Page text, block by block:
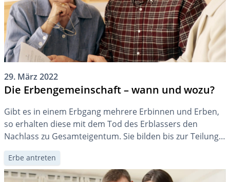
29. März 2022
Die Erbengemeinschaft – wann und wozu?
Gibt es in einem Erbgang mehrere Erbinnen und Erben,
so erhalten diese mit dem Tod des Erblassers den
Nachlass zu Gesamteigentum. Sie bilden bis zur Teilung
eine Erbengemeinschaft. Was das für Sie bedeutet, wird
in diesem Artikel erläutert.
Erbe antreten